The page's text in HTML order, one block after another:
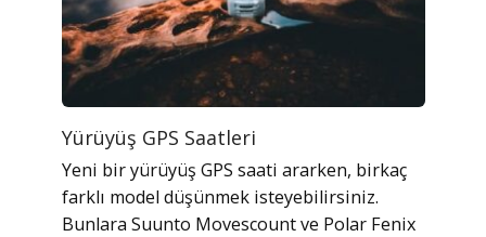
Yürüyüş GPS Saatleri
Yeni bir yürüyüş GPS saati ararken, birkaç
farklı model düşünmek isteyebilirsiniz.
Bunlara Suunto Movescount ve Polar Fenix